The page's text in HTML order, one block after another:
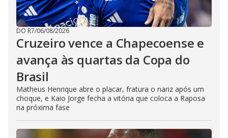
DO R7/06/08/2026
Cruzeiro vence a Chapecoense e
avança às quartas da Copa do
Brasil
Matheus Henrique abre o placar, fratura o nariz após um
choque, e Kaio Jorge fecha a vitória que coloca a Raposa
na próxima fase